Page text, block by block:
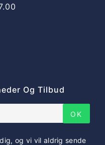
Og Tilbud
OK
og vi vil aldrig sende